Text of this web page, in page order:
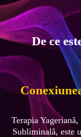
De ce
Terapia
Subliminală, este